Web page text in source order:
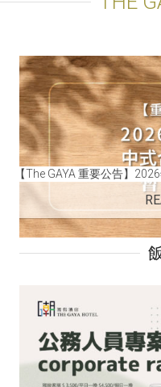
配 賀!GAYA榮獲114年